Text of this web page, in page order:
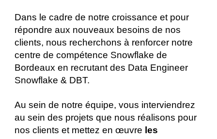
Dans le cadre de notre croissance et pour
répondre aux nouveaux besoins de nos
clients, nous recherchons à renforcer notre
centre de compétence Snowflake de
Bordeaux en recrutant des Data Engineer
Snowflake & DBT.
Au sein de notre équipe, vous interviendrez
au sein des projets que nous réalisons pour
nos clients et mettez en œuvre les